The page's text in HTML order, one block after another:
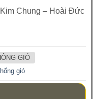
Chung – Hoài Đức
GIÓ
gió